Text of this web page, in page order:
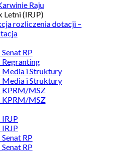
Raju
Letni (IRJP)
rozliczenia dotacji –
RP
Regranting
Media i Struktury
Media i Struktury
KPRM/MSZ
KPRM/MSZ
IRJP
IRJP
RP
RP